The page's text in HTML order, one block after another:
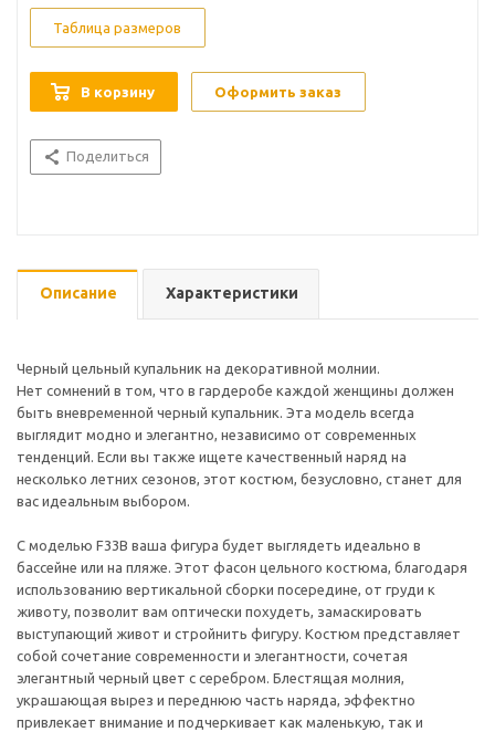
Таблица размеров
В корзину Оформить заказ
Поделиться
Описание Характеристики
Черный цельный купальник на декоративной молнии.
Нет сомнений в том, что в гардеробе каждой женщины должен
быть вневременной черный купальник. Эта модель всегда
выглядит модно и элегантно, независимо от современных
тенденций. Если вы также ищете качественный наряд на
несколько летних сезонов, этот костюм, безусловно, станет для
вас идеальным выбором.
С моделью F33B ваша фигура будет выглядеть идеально в
бассейне или на пляже. Этот фасон цельного костюма, благодаря
использованию вертикальной сборки посередине, от груди к
животу, позволит вам оптически похудеть, замаскировать
выступающий живот и стройнить фигуру. Костюм представляет
собой сочетание современности и элегантности, сочетая
элегантный черный цвет с серебром. Блестящая молния,
украшающая вырез и переднюю часть наряда, эффектно
привлекает внимание и подчеркивает как маленькую, так и